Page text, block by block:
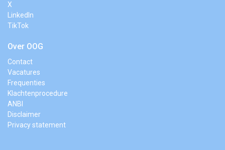
X
LinkedIn
TikTok
Over OOG
Contact
Vacatures
Frequenties
Klachtenprocedure
ANBI
Disclaimer
Privacy statement